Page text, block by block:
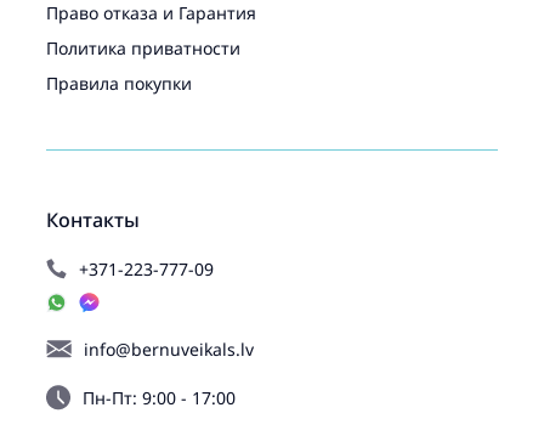
Контакты
+371-223-777-09
info@bernuveikals.lv
Пн-Пт: 9:00 - 17:00
Право отказа и Гарантия
Политика приватности
Правила покупки